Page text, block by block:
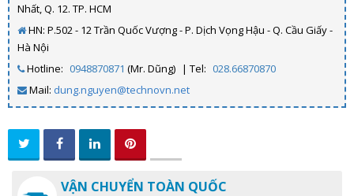
Nhất, Q. 12. TP. HCM
HN: P.502 - 12 Trần Quốc Vượng - P. Dịch Vọng Hậu - Q. Cầu Giấy -
Hà Nội
Hotline: 0948870871 (Mr. Dũng) | Tel: 028.66870870
Mail: dung.nguyen@technovn.net
VẬN CHUYỂN TOÀN QUỐC